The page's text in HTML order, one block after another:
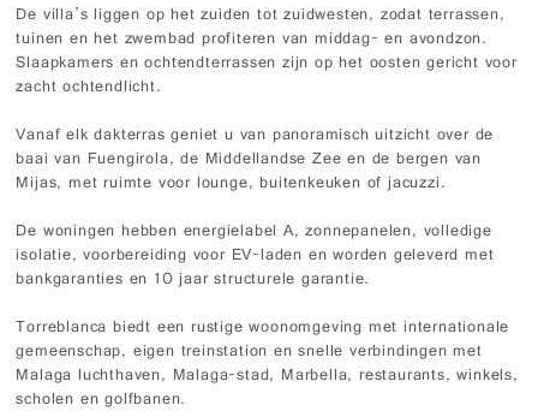
De villa’s liggen op het zuiden tot zuidwesten, zodat terrassen,
tuinen en het zwembad profiteren van middag- en avondzon.
Slaapkamers en ochtendterrassen zijn op het oosten gericht voor
zacht ochtendlicht.
Vanaf elk dakterras geniet u van panoramisch uitzicht over de
baai van Fuengirola, de Middellandse Zee en de bergen van
Mijas, met ruimte voor lounge, buitenkeuken of jacuzzi.
De woningen hebben energielabel A, zonnepanelen, volledige
isolatie, voorbereiding voor EV-laden en worden geleverd met
bankgaranties en 10 jaar structurele garantie.
Torreblanca biedt een rustige woonomgeving met internationale
gemeenschap, eigen treinstation en snelle verbindingen met
Malaga luchthaven, Malaga-stad, Marbella, restaurants, winkels,
scholen en golfbanen.